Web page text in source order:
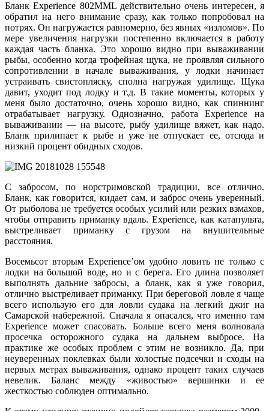
Бланк Experience 802MML действительно очень интересен, я
обратил на него внимание сразу, как только попробовал на
потрях. Он нагружается равномерно, без явных «изломов». По
мере увеличения нагрузки постепенно включается в работу
каждая часть бланка. Это хорошо видно при вываживании
рыбы, особенно когда трофейная щука, не проявляя сильного
сопротивлении в начале вываживания, у лодки начинает
устраивать свистопляску, сполна нагружая удилище. Щука
давит, уходит под лодку и т.д. В такие моменты, которых у
меня было достаточно, очень хорошо видно, как спиннинг
отрабатывает нагрузку. Однозначно, работа Experience на
вываживании — на высоте, рыбу удилище вяжет, как надо.
Бланк прилипает к рыбе и уже не отпускает ее, отсюда и
низкий процент обидных сходов.
С забросом, по норстримовской традиции, все отлично.
Бланк, как говорится, кидает сам, и заброс очень уверенный.
От рыболова не требуется особых усилий или резких взмахов,
чтобы отправить приманку вдаль. Experience, как катапульта,
выстреливает приманку с грузом на внушительные
расстояния.
Восемьсот вторым Experience’ом удобно ловить не только с
лодки на большой воде, но и с берега. Его длина позволяет
выполнять дальние забросы, а бланк, как я уже говорил,
отлично выстреливает приманку. При береговой ловле я чаще
всего использую его для ловли судака на легкий джиг на
Самарской набережной. Сначала я опасался, что именно там
Experience может спасовать. Больше всего меня волновала
просечка осторожного судака на дальнем выбросе. На
практике же особых проблем с этим не возникло. Да, при
неуверенных поклевках были холостые подсечки и сходы на
первых метрах вываживания, однако процент таких случаев
невелик. Баланс между «живостью» вершинки и ее
жесткостью соблюден оптимально.